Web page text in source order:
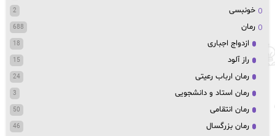
خونبسی 2
رمان 688
ازدواج اجباری 18
راز آلود 15
رمان ارباب رعیتی 24
رمان استاد و دانشجویی 3
رمان انتقامی 50
رمان بزرگسال 46